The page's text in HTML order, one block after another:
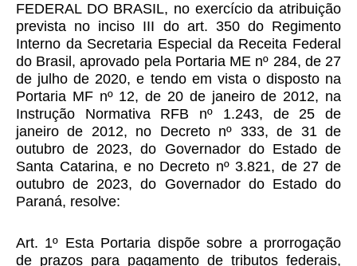
FEDERAL DO BRASIL, no exercício da atribuição
prevista no inciso III do art. 350 do Regimento
Interno da Secretaria Especial da Receita Federal
do Brasil, aprovado pela Portaria ME nº 284, de 27
de julho de 2020, e tendo em vista o disposto na
Portaria MF nº 12, de 20 de janeiro de 2012, na
Instrução Normativa RFB nº 1.243, de 25 de
janeiro de 2012, no Decreto nº 333, de 31 de
outubro de 2023, do Governador do Estado de
Santa Catarina, e no Decreto nº 3.821, de 27 de
outubro de 2023, do Governador do Estado do
Paraná, resolve:
Art. 1º Esta Portaria dispõe sobre a prorrogação
de prazos para pagamento de tributos federais,